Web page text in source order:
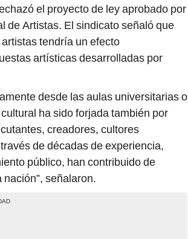
el proyecto de ley aprobado por
de Artistas. El sindicato señaló que
tendría un efecto
artísticas desarrolladas por
desde las aulas universitarias o
ha sido forjada también por
creadores, cultores
de décadas de experiencia,
público, han contribuido de
señalaron.